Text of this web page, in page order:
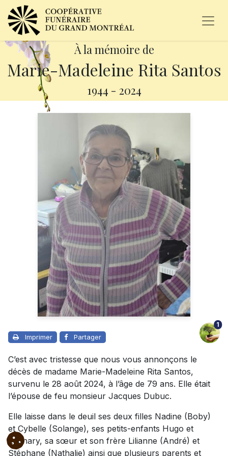
À la mémoire de
Marie-Madeleine Rita Santos
1944 - 2024
Imprimer Partager
1
C’est avec tristesse que nous vous annonçons le
décès de madame Marie-Madeleine Rita Santos,
survenu le 28 août 2024, à l’âge de 79 ans. Elle était
l’épouse de feu monsieur Jacques Dubuc.
Elle laisse dans le deuil ses deux filles Nadine (Boby)
et Cybelle (Solange), ses petits-enfants Hugo et
Zachary, sa sœur et son frère Lilianne (André) et
Stéphane (Nathalie) ainsi que plusieurs parents et